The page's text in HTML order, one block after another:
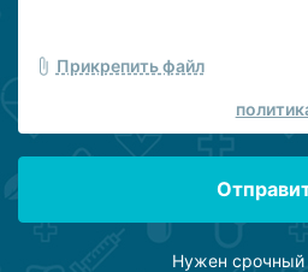
Прикрепить файл
Нужен срочный